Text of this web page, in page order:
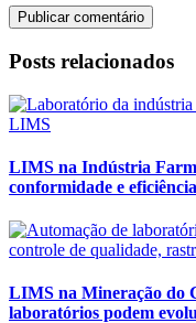
Publicar comentário
Posts relacionados
LIMS na Indústria
conformidade e
LIMS na Mineração do
laboratórios podem